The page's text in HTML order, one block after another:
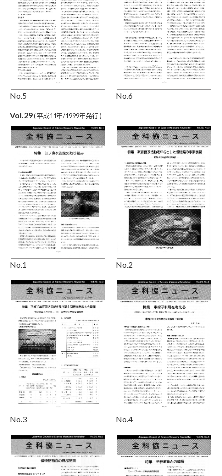
No.5 No.6
Vol.29( 平成11年/1999年発行 )
No.1 No.2
No.3 No.4